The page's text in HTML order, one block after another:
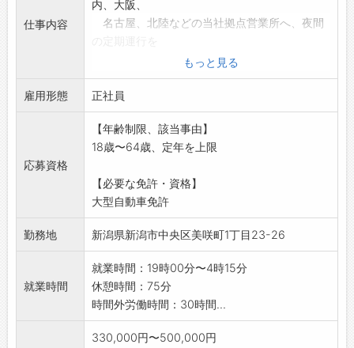
仕事内容
内、大阪、
名古屋、北陸などの当社拠点営業所へ、夜間
行って頂きます。
・夕方～夜にかけて出勤し、自分が担当する運
行ルートの荷物を
積み込み出発します。その後2～3ヶ所の拠点
営業所に立ち寄り
都度荷物の取り卸しや積み込みを行います。
営業所で業務終了となります。(往路)
・復路の運行ルートは、基本的に上記の逆ルー
トとなります。
・主な荷物:食料品(非冷蔵)、日用雑貨、工業製
※先輩ドライバーが最低でも2ヶ月前後は添乗指
導を行います。
※変更範囲:会社の定める範囲
もっと見る
雇用形態 正社員
応募資格
【年齢制限、該当事由】
18歳〜64歳、定年を上限
【必要な免許・資格】
大型自動車免許
勤務地 新潟県新潟市中央区美咲町1丁目23-26
就業時間
就業時間：19時00分〜4時15分
休憩時間：75分
時間外労働時間：30時間...
330,000円〜500,000円